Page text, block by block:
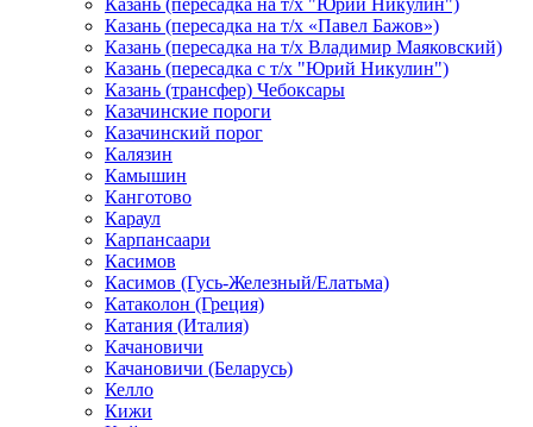
Казань (пересадка на т/х "Юрий Никулин")
Казань (пересадка на т/х «Павел Бажов»)
Казань (пересадка на т/х Владимир Маяковский)
Казань (пересадка с т/х "Юрий Никулин")
Казань (трансфер) Чебоксары
Казачинские пороги
Казачинский порог
Калязин
Камышин
Канготово
Караул
Карпансаари
Касимов
Касимов (Гусь-Железный/Елатьма)
Катаколон (Греция)
Катания (Италия)
Качановичи
Качановичи (Беларусь)
Келло
Кижи